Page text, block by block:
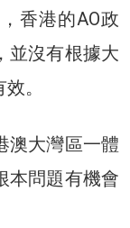
香港的AO政
並沒有根據大
。
澳大灣區一體
本問題有機會